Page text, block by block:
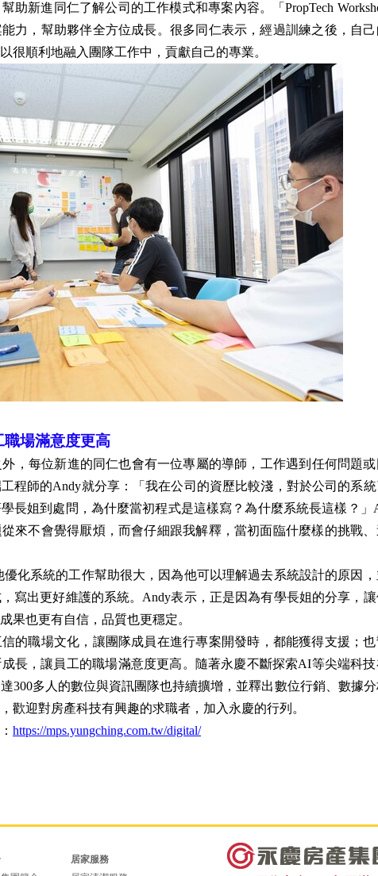
助新進同仁了解公司的工作模式和專案內容。「PropTech
力，幫助夥伴全方位成長。很多同仁表示，經過訓練之後，自
很順利地融入團隊工作中，貢獻自己的專業。
場滿意度更高
外，每位新進的同仁也會有一位專屬的導師，工作遇到任何問題或
程師的Andy就分享：「我在公司的資歷比較淺，對於公司的系統
長姐到處問，為什麼當初程式是這樣寫？為什麼系統長這樣？」
來不會覺得厭煩，而會仔細跟我解釋，當初面臨什麼樣的挑戰
化系統的工作幫助很大，因為他可以理解過去系統設計的原因
寫出更好維護的系統。Andy表示，正是因為有學長姐的分享，
果也更有自信，品質也更穩定。
的職場文化，讓團隊成員在進行專案開發時，都能獲得支援；
長，讓員工的職場滿意度更高。隨著永慶不斷探索AI等尖端科
300多人的數位與資訊團隊也持續擴增，並釋出數位行銷、數據
歡迎對房產科技有興趣的求職者，加入永慶的行列。
https://mps.yungching.com.tw/digital/
居家服務